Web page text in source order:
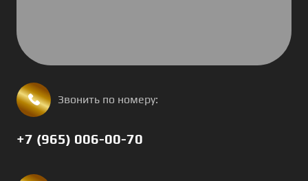
Звонить по номеру:
+7 (965) 006-00-70